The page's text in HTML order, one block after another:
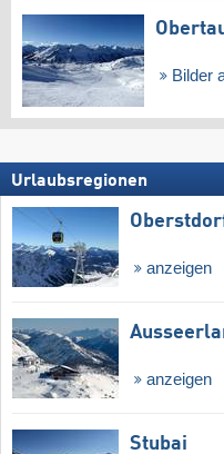
Bilder
Urlaubsregionen
anzeigen
anzeigen
Stubai